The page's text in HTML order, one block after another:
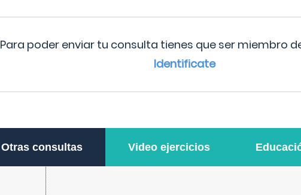
Para poder enviar tu consulta tienes que ser miembro de
Identificate
Otras consultas Video ejercicios